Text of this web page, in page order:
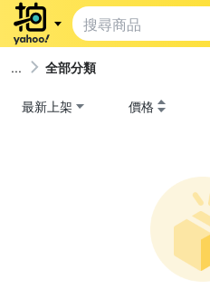
全部分類
最新上架 價格